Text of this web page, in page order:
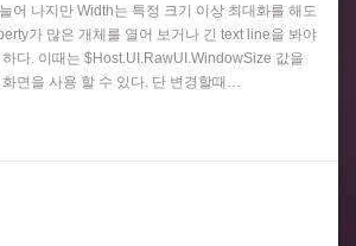
어 나지만 Width는 특정 크기 이상 최대화를 해도
가 많은 개체를 열어 보거나 긴 text line을 봐야
다. 이때는 $Host.UI.RawUI.WindowSize 값을
면을 사용 할 수 있다. 단 변경할때…